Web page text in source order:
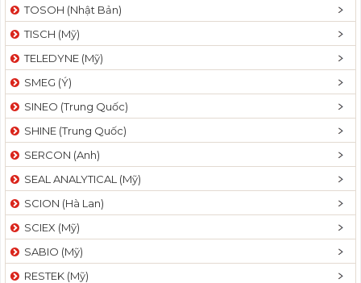
TOSOH (Nhật Bản)
TISCH (Mỹ)
TELEDYNE (Mỹ)
SMEG (Ý)
SINEO (Trung Quốc)
SHINE (Trung Quốc)
SERCON (Anh)
SEAL ANALYTICAL (Mỹ)
SCION (Hà Lan)
SCIEX (Mỹ)
SABIO (Mỹ)
RESTEK (Mỹ)